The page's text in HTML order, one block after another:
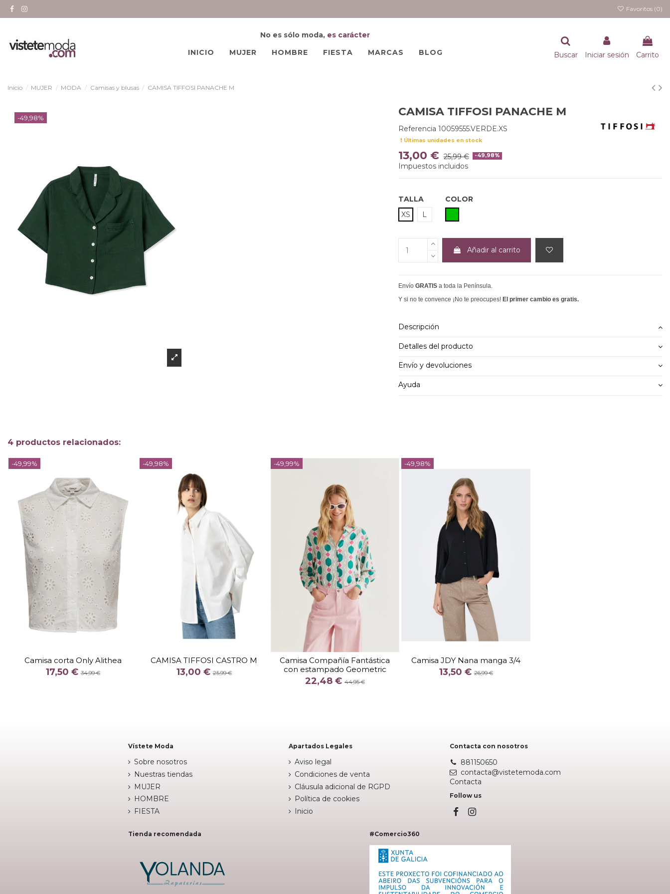
Favoritos (0)
No es sólo moda, es carácter
INICIO
MUJER HOMBRE FIESTA MARCAS BLOG Buscar Iniciar sesión Carrito
Inicio MUJER MODA Camisas y blusas CAMISA TIFFOSI PANACHE M
-49,98% CAMISA TIFFOSI PANACHE M
Referencia 10059555.VERDE.XS
Últimas unidades en stock
13,00 € 25,99 € -49,98%
Impuestos incluidos
TALLA
XS
L
COLOR
Añadir al carrito
Envío GRATIS a toda la Península.
Y si no te convence ¡No te preocupes! El primer cambio es gratis.
Descripción
Detalles del producto
Envío y devoluciones
Ayuda
4 productos relacionados:
-49,99%
Camisa corta Only Alithea
17,50 € 34,99 €
COLOR
-49,98%
CAMISA TIFFOSI CASTRO M
13,00 €25,99 €
COLOR
-49,99%
Camisa Compañía Fantástica
con estampado Geometric
22,48 € 44,95 €
TALLA
M
L
COLOR
VERDE CLARO
-49,98%
Camisa JDY Nana manga 3/4
13,50 €26,99 €
TALLA
COLOR
Vístete Moda
Sobre nosotros
Nuestras tiendas
MUJER
HOMBRE
FIESTA
Apartados Legales
Aviso legal
Condiciones de venta
Cláusula adicional de RGPD
Política de cookies
Inicio
Contacta con nosotros
881150650
contacta@vistetemoda.com
Contacta
Follow us
Tienda recomendada #Comercio360